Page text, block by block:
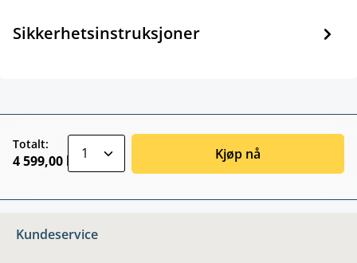
Sikkerhetsinstruksjoner
Totalt:
4 599,00 kr Kjøp nå
Kundeservice